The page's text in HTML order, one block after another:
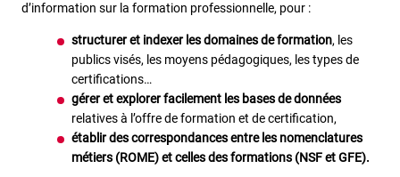
d’information sur la formation professionnelle, pour :
structurer et indexer les domaines de formation, les
publics visés, les moyens pédagogiques, les types de
certifications…
gérer et explorer facilement les bases de données
relatives à l’offre de formation et de certification,
établir des correspondances entre les nomenclatures
métiers (ROME) et celles des formations (NSF et GFE).